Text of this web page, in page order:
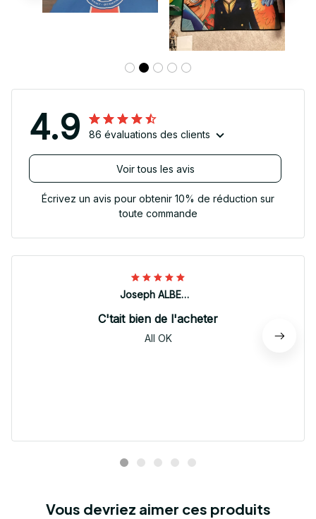
4.9 86 évaluations des clients
Voir tous les avis
Écrivez un avis pour obtenir 10% de réduction sur
toute commande
Joseph ALBERTINI
C'tait bien de l'acheter
All OK
Vous devriez aimer ces produits